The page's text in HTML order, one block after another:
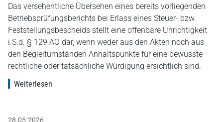
Das versehentliche Übersehen eines bereits vorliegenden
Betriebsprüfungsberichts bei Erlass eines Steuer- bzw.
Feststellungsbescheids stellt eine offenbare Unrichtigkeit
i.S.d. § 129 AO dar, wenn weder aus den Akten noch aus
den Begleitumständen Anhaltspunkte für eine bewusste
rechtliche oder tatsächliche Würdigung ersichtlich sind.
Weiterlesen
28.05.2026